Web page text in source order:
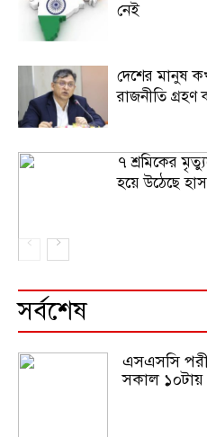
নেই
দেশের মানুষ
রাজনীতি গ্রহণ
৭ শ্রমিকের
হয়ে উঠেছে
সর্বশেষ
এসএসসি
সকাল ১০টায়